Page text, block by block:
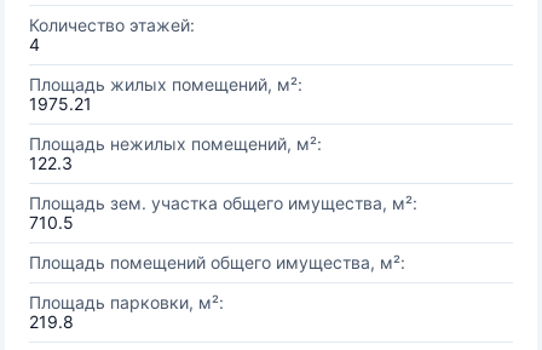
Количество этажей:
4
Площадь жилых помещений, м²:
1975.21
Площадь нежилых помещений, м²:
122.3
Площадь зем. участка общего имущества, м²:
710.5
Площадь помещений общего имущества, м²:
Площадь парковки, м²:
219.8